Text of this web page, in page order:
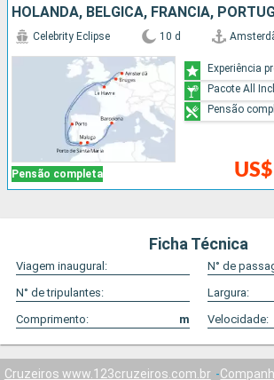
Pensão completa
Celebrity Eclipse 10 d
Experiência
Pacote All
Pensão
Ficha Técnica
Viagem inaugural:
N° de
N° de tripulantes:
Largura:
Comprimento:
m Velocidade:
Cruzeiros www.123cruzeiros.com.br